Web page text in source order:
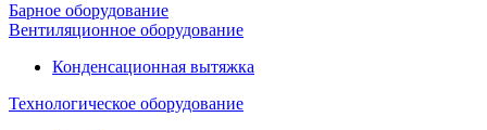
Барное оборудование
Вентиляционное оборудование
Конденсационная вытяжка
Технологическое оборудование